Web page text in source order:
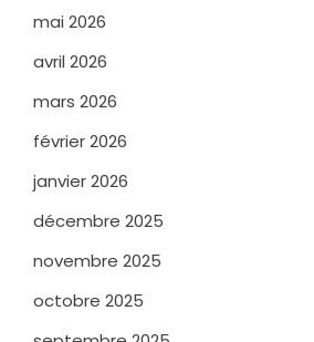
mai 2026
avril 2026
mars 2026
février 2026
janvier 2026
décembre 2025
novembre 2025
octobre 2025